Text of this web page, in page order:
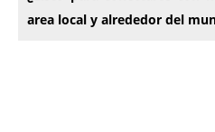
area local y alrededor del